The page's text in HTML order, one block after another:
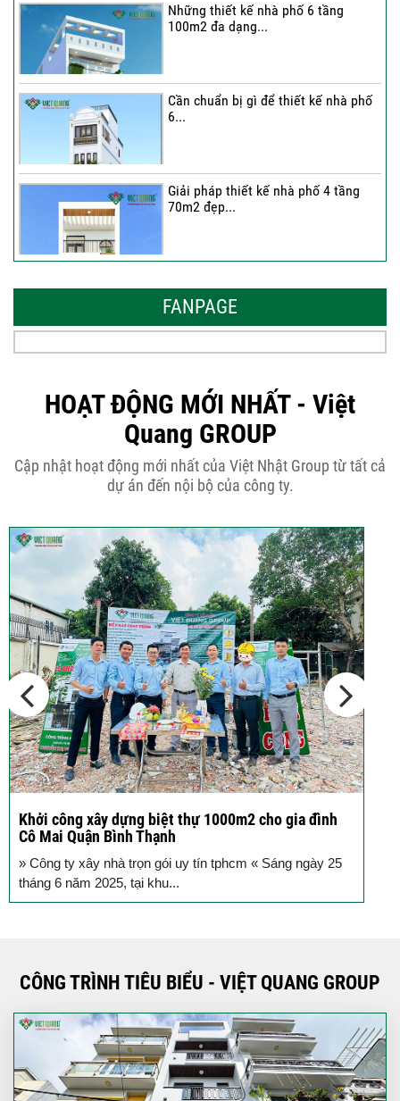
Những thiết kế nhà phố 6 tầng
100m2 đa dạng...
Cần chuẩn bị gì để thiết kế nhà phố
6...
Giải pháp thiết kế nhà phố 4 tầng
70m2 đẹp...
đẹp, sang...
50m2...
Những điều cần biết khi thiết kế nhà
phố 5...
Cập nhật xu thế thiết kế nhà phố 5
tầng...
Các thiết kế nhà phố 2 tầng 110m2
đơn giản,...
FANPAGE
HOẠT ĐỘNG MỚI NHẤT - Việt
Quang GROUP
Cập nhật hoạt động mới nhất của Việt Nhật Group từ tất cả
dự án đến nội bộ của công ty.
Khởi công xây dựng biệt thự 1000m2 cho gia đình
Cô Mai Quận Bình Thạnh
» Công ty xây nhà trọn gói uy tín tphcm « Sáng ngày 25
tháng 6 năm 2025, tại khu...
CÔNG TRÌNH TIÊU BIỂU - VIỆT QUANG GROUP